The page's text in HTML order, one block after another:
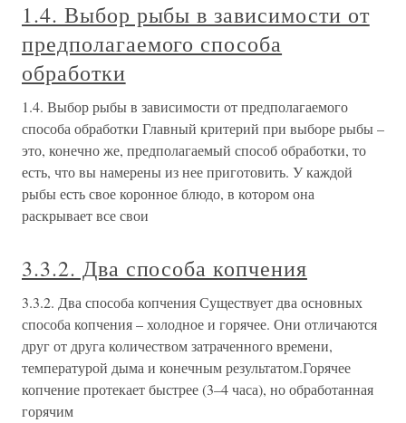
1.4. Выбор рыбы в зависимости от
предполагаемого способа
обработки
1.4. Выбор рыбы в зависимости от предполагаемого
способа обработки Главный критерий при выборе рыбы –
это, конечно же, предполагаемый способ обработки, то
есть, что вы намерены из нее приготовить. У каждой
рыбы есть свое коронное блюдо, в котором она
раскрывает все свои
3.3.2. Два способа копчения
3.3.2. Два способа копчения Существует два основных
способа копчения – холодное и горячее. Они отличаются
друг от друга количеством затраченного времени,
температурой дыма и конечным результатом.Горячее
копчение протекает быстрее (3–4 часа), но обработанная
горячим